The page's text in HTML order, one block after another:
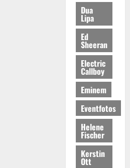
Dua
Lipa
Ed
Sheeran
Electric
Callboy
Eminem
Eventfotos
Helene
Fischer
Kerstin
Ott